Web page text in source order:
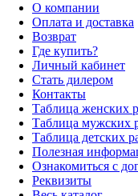
О компании
Оплата и доставка
Возврат
Где купить?
Личный кабинет
Стать дилером
Контакты
Таблица женских
Таблица мужских
Таблица детских
Полезная
Ознакомиться с
Реквизиты